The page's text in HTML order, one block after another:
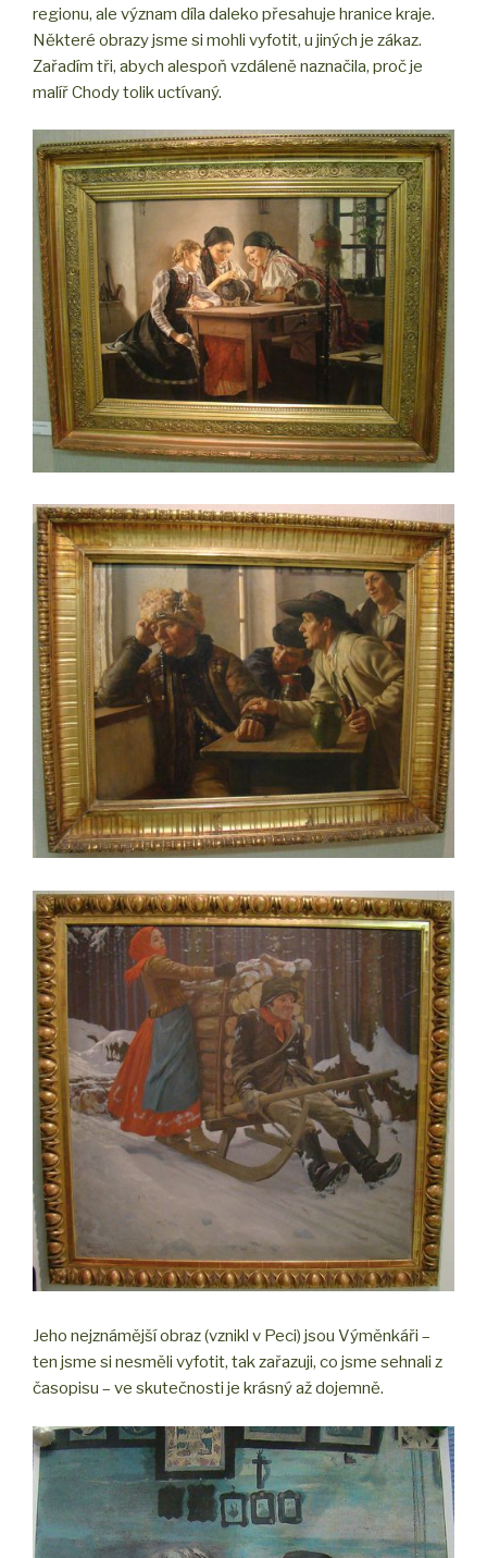
regionu, ale význam díla daleko přesahuje hranice kraje.
Některé obrazy jsme si mohli vyfotit, u jiných je zákaz.
Zařadím tři, abych alespoň vzdáleně naznačila, proč je
malíř Chody tolik uctívaný.
Jeho nejznámější obraz (vznikl v Peci) jsou Výměnkáři –
ten jsme si nesměli vyfotit, tak zařazuji, co jsme sehnali z
časopisu – ve skutečnosti je krásný až dojemně.